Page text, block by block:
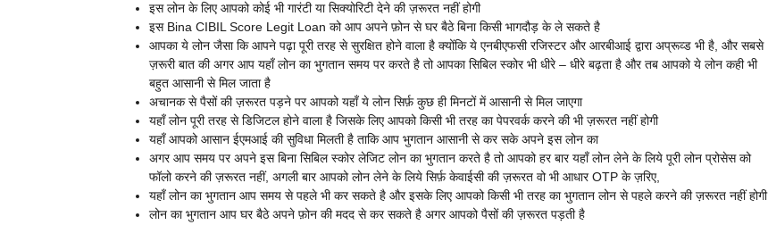
इस लोन के लिए आपको कोई भी गारंटी या सिक्योरिटी देने की ज़रूरत नहीं होगी
इस Bina CIBIL Score Legit Loan को आप अपने फ़ोन से घर बैठे बिना किसी भागदौड़ के ले सकते है
आपका ये लोन जैसा कि आपने पढ़ा पूरी तरह से सुरक्षित होने वाला है क्योंकि ये एनबीएफसी रजिस्टर और आरबीआई द्वारा अप्रूव्ड भी है, और सबसे
ज़रूरी बात की अगर आप यहाँ लोन का भुगतान समय पर करते है तो आपका सिबिल स्कोर भी धीरे – धीरे बढ़ता है और तब आपको ये लोन कही भी
बहुत आसानी से मिल जाता है
अचानक से पैसों की ज़रूरत पड़ने पर आपको यहाँ ये लोन सिर्फ़ कुछ ही मिनटों में आसानी से मिल जाएगा
यहाँ लोन पूरी तरह से डिजिटल होने वाला है जिसके लिए आपको किसी भी तरह का पेपरवर्क करने की भी ज़रूरत नहीं होगी
यहाँ आपको आसान ईएमआई की सुविधा मिलती है ताकि आप भुगतान आसानी से कर सके अपने इस लोन का
अगर आप समय पर अपने इस बिना सिबिल स्कोर लेजिट लोन का भुगतान करते है तो आपको हर बार यहाँ लोन लेने के लिये पूरी लोन प्रोसेस को
फॉलो करने की ज़रूरत नहीं, अगली बार आपको लोन लेने के लिये सिर्फ़ केवाईसी की ज़रूरत वो भी आधार OTP के ज़रिए,
यहाँ लोन का भुगतान आप समय से पहले भी कर सकते है और इसके लिए आपको किसी भी तरह का भुगतान लोन से पहले करने की ज़रूरत नहीं होगी
लोन का भुगतान आप घर बैठे अपने फ़ोन की मदद से कर सकते है अगर आपको पैसों की ज़रूरत पड़ती है